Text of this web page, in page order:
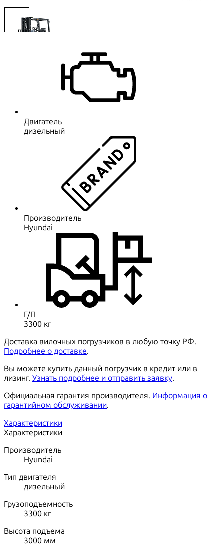
Двигатель
дизельный
Производитель
Hyundai
Г/П
3300 кг
Доставка вилочных погрузчиков в любую точку РФ.
Подробнее о доставке.
Вы можете купить данный погрузчик в кредит или в
лизинг. Узнать подробнее и отправить заявку.
Официальная гарантия производителя. Информация о
гарантийном обслуживании.
Характеристики
Характеристики
Производитель
Hyundai
Тип двигателя
дизельный
Грузоподъемность
3300 кг
Высота подъема
3000 мм